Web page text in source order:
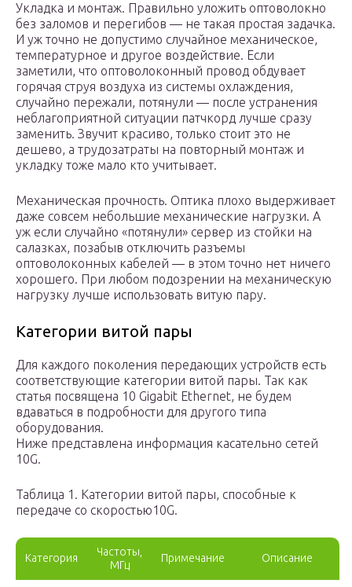
Укладка и монтаж. Правильно уложить оптоволокно
без заломов и перегибов — не такая простая задачка.
И уж точно не допустимо случайное механическое,
температурное и другое воздействие. Если
заметили, что оптоволоконный провод обдувает
горячая струя воздуха из системы охлаждения,
случайно пережали, потянули — после устранения
неблагоприятной ситуации патчкорд лучше сразу
заменить. Звучит красиво, только стоит это не
дешево, а трудозатраты на повторный монтаж и
укладку тоже мало кто учитывает.
Механическая прочность. Оптика плохо выдерживает
даже совсем небольшие механические нагрузки. А
уж если случайно «потянули» сервер из стойки на
салазках, позабыв отключить разъемы
оптоволоконных кабелей — в этом точно нет ничего
хорошего. При любом подозрении на механическую
нагрузку лучше использовать витую пару.
Категории витой пары
Для каждого поколения передающих устройств есть
соответствующие категории витой пары. Так как
статья посвящена 10 Gigabit Ethernet, не будем
вдаваться в подробности для другого типа
оборудования.
Ниже представлена информация касательно сетей
10G.
Таблица 1. Категории витой пары, способные к
передаче со скоростью10G.
Категория
Частоты,
МГц
Примечание Описание